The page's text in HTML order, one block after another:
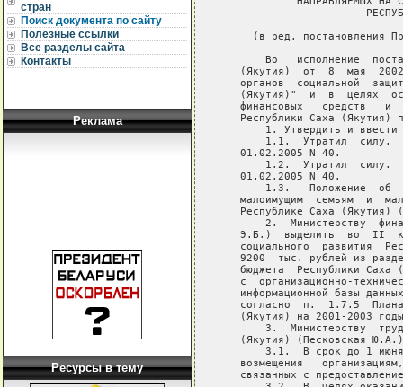
стран
Поиск документа по сайту
Полезные ссылки
Все разделы сайта
Контакты
Реклама
Ресурсы в тему